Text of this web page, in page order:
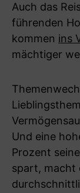
Auch das
führenden
kommen ins
mächtiger
Und eine
Prozent
spart, macht